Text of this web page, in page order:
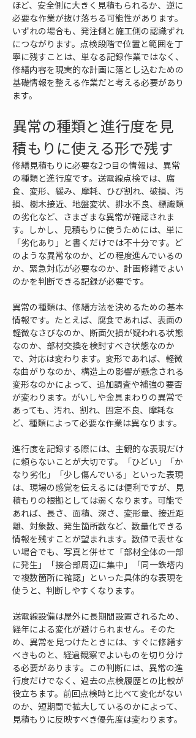
ほど、安全側に大きく見積もられるか、逆に
必要な作業が抜け落ちる可能性があります。
いずれの場合も、発注側と施工側の認識ずれ
につながります。点検段階で位置と範囲を丁
寧に残すことは、単なる記録作業ではなく、
修繕内容を現実的な計画に落とし込むための
基礎情報を整える作業だと考える必要があり
ます。
異常の種類と進行度を見
積もりに使える形で残す
修繕見積もりに必要な2つ目の情報は、異常
の種類と進行度です。送電線点検では、腐
食、変形、緩み、摩耗、ひび割れ、破損、汚
損、樹木接近、地盤変状、排水不良、標識類
の劣化など、さまざまな異常が確認されま
す。しかし、見積もりに使うためには、単に
「劣化あり」と書くだけでは不十分です。ど
のような異常なのか、どの程度進んでいるの
か、緊急対応が必要なのか、計画修繕でよい
のかを判断できる記録が必要です。
異常の種類は、修繕方法を決めるための基本
情報です。たとえば、腐食であれば、表面の
軽微なさびなのか、断面欠損が疑われる状態
なのか、部材交換を検討すべき状態なのか
で、対応は変わります。変形であれば、軽微
な曲がりなのか、構造上の影響が懸念される
変形なのかによって、追加調査や補強の要否
が変わります。がいしや金具まわりの異常で
あっても、汚れ、割れ、固定不良、摩耗な
ど、種類によって必要な作業は異なります。
進行度を記録する際には、主観的な表現だけ
に頼らないことが大切です。「ひどい」「か
なり劣化」「少し傷んでいる」といった表現
は、現場の感覚を伝えるには便利ですが、見
積もりの根拠としては弱くなります。可能で
あれば、長さ、面積、深さ、変形量、接近距
離、対象数、発生箇所数など、数量化できる
情報を残すことが望まれます。数値で表せな
い場合でも、写真と併せて「部材全体の一部
に発生」「接合部周辺に集中」「同一鉄塔内
で複数箇所に確認」といった具体的な表現を
使うと、判断しやすくなります。
送電線設備は屋外に長期間設置されるため、
経年による変化が避けられません。そのた
め、異常を見つけたときには、すぐに修繕す
べきものと、経過観察でよいものを切り分け
る必要があります。この判断には、異常の進
行度だけでなく、過去の点検履歴との比較が
役立ちます。前回点検時と比べて変化がない
のか、短期間で拡大しているのかによって、
見積もりに反映すべき優先度は変わります。